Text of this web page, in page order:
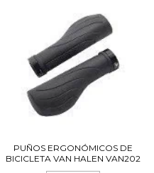
PUÑOS ERGONÓMICOS DE
BICICLETA VAN HALEN VAN202